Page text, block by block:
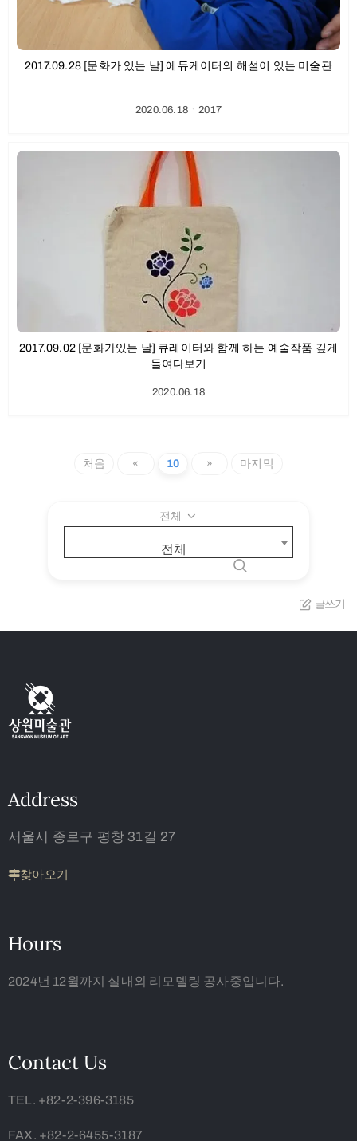
2017.09.28 [문화가 있는 날] 에듀케이터의 해설이 있는 미술관
2020.06.18ㆍ2017
2017.09.02 [문화가있는 날] 큐레이터와 함께 하는 예술작품 깊게
들여다보기
2020.06.18
처음 « 10 » 마지막
전체
전체
글쓰기
Address
서울시 종로구 평창 31길 27
찾아오기
Hours
2024년 12월까지 실내외 리모델링 공사중입니다.
Contact Us
TEL. +82-2-396-3185
FAX. +82-2-6455-3187